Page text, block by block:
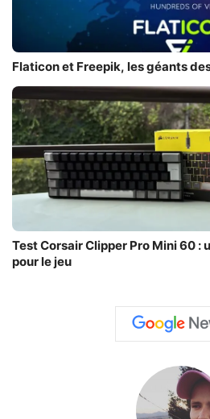
Flaticon et Freepik, les géants
Test Corsair Clipper Pro Mini 60 :
pour le jeu